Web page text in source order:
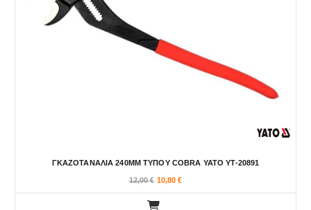
ΓΚΑΖΟΤΑΝΑΛΙΑ 240ΜΜ ΤΥΠΟΥ COBRA YATO YT-20891
12,00€ 10,80€